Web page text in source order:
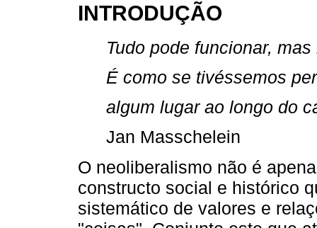
INTRODUÇÃO
Tudo pode funcionar,
É como se tivéssemos
algum lugar ao longo do
Jan Masschelein
O neoliberalismo não é
constructo social e histórico
sistemático de valores e